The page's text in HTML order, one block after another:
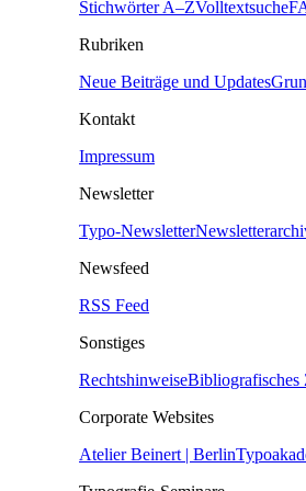
Stichwörter A–ZVolltextsuche
Rubriken
Neue Beiträge und Updates
Kontakt
Impressum
Newsletter
Typo-Newsletter
Newsfeed
RSS Feed
Sonstiges
RechtshinweiseBibliografisches
Corporate Websites
Atelier Beinert | Berlin